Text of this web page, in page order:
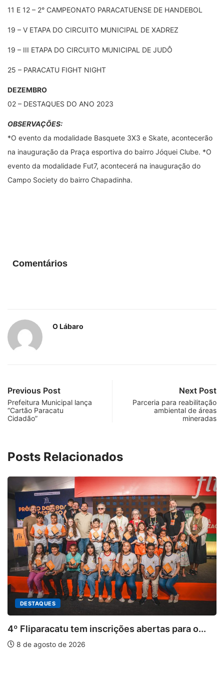
11 E 12 – 2° CAMPEONATO PARACATUENSE DE HANDEBOL
19 – V ETAPA DO CIRCUITO MUNICIPAL DE XADREZ
19 – III ETAPA DO CIRCUITO MUNICIPAL DE JUDÔ
25 – PARACATU FIGHT NIGHT
DEZEMBRO
02 – DESTAQUES DO ANO 2023
OBSERVAÇÕES:
*O evento da modalidade Basquete 3X3 e Skate, acontecerão
na inauguração da Praça esportiva do bairro Jóquei Clube. *O
evento da modalidade Fut7, acontecerá na inauguração do
Campo Society do bairro Chapadinha.
Comentários
O Lábaro
Previous Post
Prefeitura Municipal lança
“Cartão Paracatu
Cidadão”
Next Post
Parceria para reabilitação
ambiental de áreas
mineradas
Posts Relacionados
DESTAQUES
4º Fliparacatu tem inscrições abertas para o...
8 de agosto de 2026